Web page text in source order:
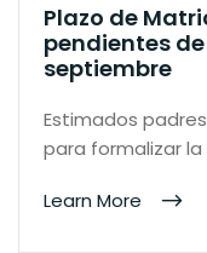
Plazo de
pendientes
septiembre
Estimados
para formalizar la
Learn More